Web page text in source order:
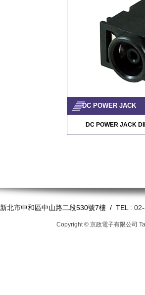
DC POWER JACK
DC POWER JACK
新北市中和區中山路二段530號7樓 / TEL :
Copyright © 京政電子有限公司